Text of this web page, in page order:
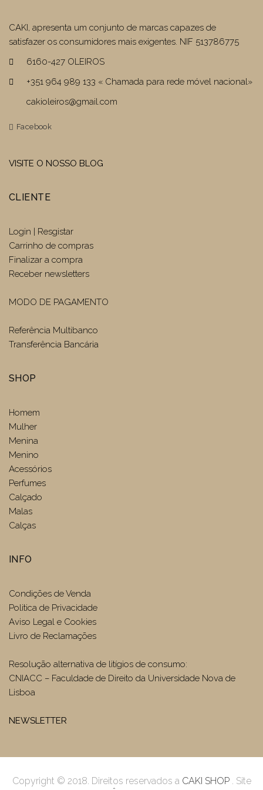
CAKI, apresenta um conjunto de marcas capazes de
satisfazer os consumidores mais exigentes. NIF 513786775
6160-427 OLEIROS
+351 964 989 133 « Chamada para rede móvel nacional»
cakioleiros@gmail.com
Facebook
VISITE O NOSSO BLOG
CLIENTE
Login | Resgistar
Carrinho de compras
Finalizar a compra
Receber newsletters
MODO DE PAGAMENTO
Referência Multibanco
Transferência Bancária
SHOP
Homem
Mulher
Menina
Menino
Acessórios
Perfumes
Calçado
Malas
Calças
INFO
Condições de Venda
Politica de Privacidade
Aviso Legal e Cookies
Livro de Reclamações
Resolução alternativa de litígios de consumo:
CNIACC – Faculdade de Direito da Universidade Nova de
Lisboa
NEWSLETTER
Copyright © 2018. Direitos reservados a CAKI SHOP. Site